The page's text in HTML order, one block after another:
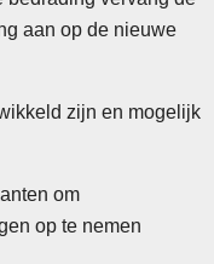
aan op de nieuwe
zijn en mogelijk
om
op te nemen